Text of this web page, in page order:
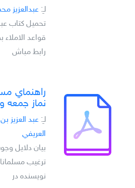
لـِ: عبدالعزيز
تحميل كتاب
قواعد
رابط مباش
راهنماي
نماز
لـِ: عبد العزيز
العريفي
بيان دلايل
ترغيب
نويسنده در